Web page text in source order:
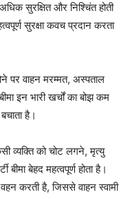
सुरक्षित और निश्चिंत होती
सुरक्षा कवच प्रदान करता
पर वाहन मरम्मत, अस्पताल
इन भारी खर्चों का बोझ कम
है।
व्यक्ति को चोट लगने, मृत्यु
बीमा बेहद महत्वपूर्ण होता है।
करती है, जिससे वाहन स्वामी